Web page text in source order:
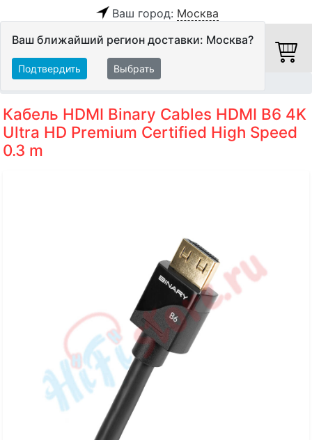
Ваш город: Москва
Ваш ближайший регион доставки: Москва?
Подтвердить Выбрать
Кабель HDMI Binary Cables HDMI B6 4K
Ultra HD Premium Certified High Speed
0.3 m